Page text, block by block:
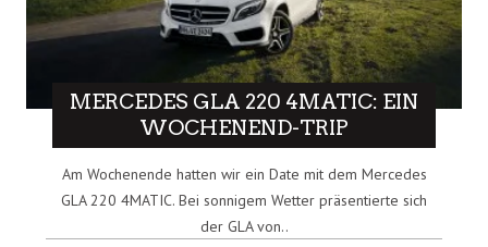
MERCEDES GLA 220 4MATIC: EIN
WOCHENEND-TRIP
Am Wochenende hatten wir ein Date mit dem Mercedes
GLA 220 4MATIC. Bei sonnigem Wetter präsentierte sich
der GLA von..